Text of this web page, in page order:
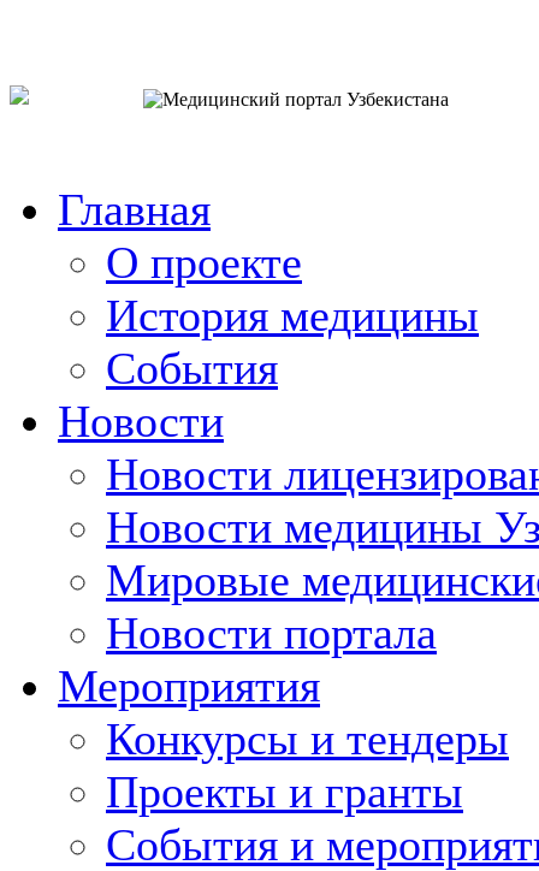
Главная
О проекте
История медицины
События
Новости
Новости
Новости медицины
Мировые
Новости портала
Мероприятия
Конкурсы и тендеры
Проекты и гранты
События и